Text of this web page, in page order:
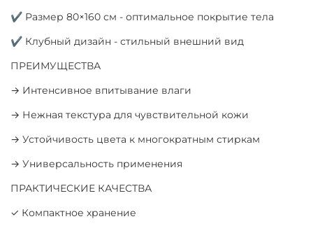
✔ Размер 80×160 см - оптимальное покрытие тела
✔ Клубный дизайн - стильный внешний вид
ПРЕИМУЩЕСТВА
→ Интенсивное впитывание влаги
→ Нежная текстура для чувствительной кожи
→ Устойчивость цвета к многократным стиркам
→ Универсальность применения
ПРАКТИЧЕСКИЕ КАЧЕСТВА
✓ Компактное хранение